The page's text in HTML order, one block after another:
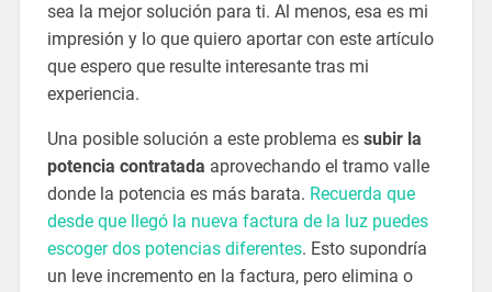
sea la mejor solución para ti. Al menos, esa es mi
impresión y lo que quiero aportar con este artículo
que espero que resulte interesante tras mi
experiencia.
Una posible solución a este problema es subir la
potencia contratada aprovechando el tramo valle
donde la potencia es más barata. Recuerda que
desde que llegó la nueva factura de la luz puedes
escoger dos potencias diferentes. Esto supondría
un leve incremento en la factura, pero elimina o